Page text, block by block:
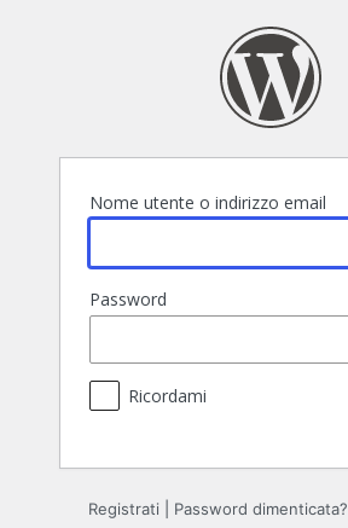
Nome utente o indirizzo email
Password
Ricordami
Registrati Password dimenticata?